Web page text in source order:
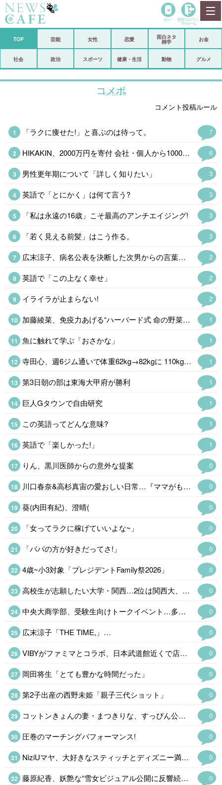
政治
スポーツ
コメントポスト アリ／ナシ
リリース ショップ
当たる占い師
占い 登録• ログイン
マイルーム
TOP 芸能 女性 恋愛
面白ネタ
雑学
お金
社会 政治 スポーツ 健康・生活 動物 グルメ
コメポ
コメント投稿ルール
7
「ラクに痩せた!」と喜ぶのは待って。
6
HIKAKIN、2000万円を寄付 会社・個人から1000万&1万4400本の…
3
男性更年期について「詳しく知りたい」
3
英語で「とにかく」は何て言う?
3
「私は永遠の16歳」こそ最高のアンチエイジング!
3
「若く見える前髪」はこう作る。
2
広末涼子、病名公表を決断した次男からの言葉「言い訳にするのも嫌だった」
2
英語で「この上なく幸せ」
2
イライラが止まらない!
1
加藤綾菜、免疫力あげる“ハーバード式 命の野菜スープ公開「野菜たっぷりで…
1
魚に触れて学ぶ「おさかな」
1
寺田心、週6ジム通いで体重62kg→82kgに 110kgのベンチプレス…
1
第3日朝の部は東海大甲府が勝利
1
巨人Gタウンで自由研究
1
この英語ってどんな意味?
1
英語で「楽しかった!」
0
りん、黒川医師からの意外な提案
0
川口春奈&高杉真宙の愛おしい日常…『ママがもうこの世界にいなくても私の命の日記』場面写真
0
葵(内田有紀)、澄晴(
0
「女ってラクに稼げていいよな~」
0
「パパの方が好きだってさ!」
0
4歳~小3対象「プレジデントFamily祭2026」
0
高校生が志願したい大学・関西…2位は関西大、1位は?
0
中央大商学部、受験生向けトークイベント…多摩・Zoomで8/22
0
広末涼子「THE TIME,」…
0
VIBYがファミマとコラボ、日本武道館近くで店舗ラッピング&限定
0
岡田将生「とても豊かな時間だった」
0
第2子出産の西野未姫「親子三代ショット」
0
コットンきょんの妻・まつきりな、すっぴん公開&肌の悩み告白「お肌綺麗すぎる」
0
圧巻のマーチングパフォーマンス!
0
NiziUマヤ、大好きなスティッチとディズニー満喫「愛が伝わる」…
0
藤原紀香、妖艶な“雪女ビジュアル公開に反響続々「美しすぎて二度見」…